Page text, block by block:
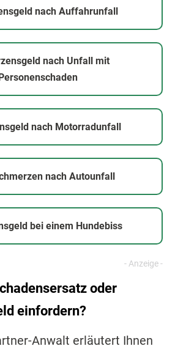
nach Auffahrunfall
nach Unfall mit
Personenschaden
nach Motorradunfall
nach Autounfall
bei einem Hundebiss
oder
einfordern?
Anwalt erläutert Ihnen